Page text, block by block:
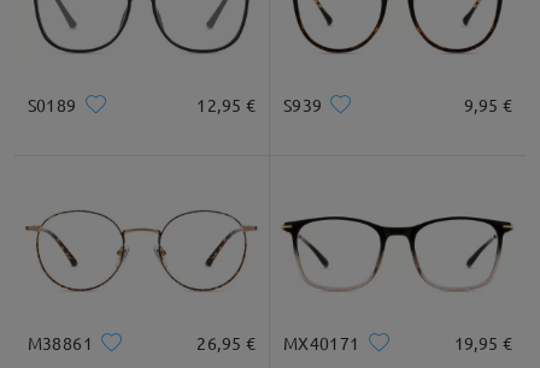
Recomendación de Rostro
* Solo Para Referencia
Descripción del Producto
S0189 12,95 € S939 9,95 €
M38861 26,95 € MX40171 19,95 €